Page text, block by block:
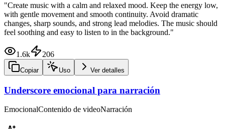
"Create music with a calm and relaxed mood. Keep the energy low,
with gentle movement and smooth continuity. Avoid dramatic
changes, sharp sounds, and strong lead melodies. The music should
feel soothing and easy to listen to in the background."
1.6k 206
Copiar Uso Ver detalles
Underscore emocional para narración
EmocionalContenido de videoNarración